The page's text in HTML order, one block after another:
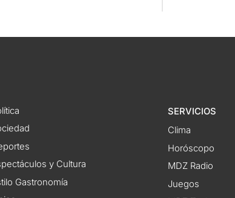
y Cultura
Gastronomía
SERVICIOS
Clima
Horóscopo
MDZ Radio
Juegos